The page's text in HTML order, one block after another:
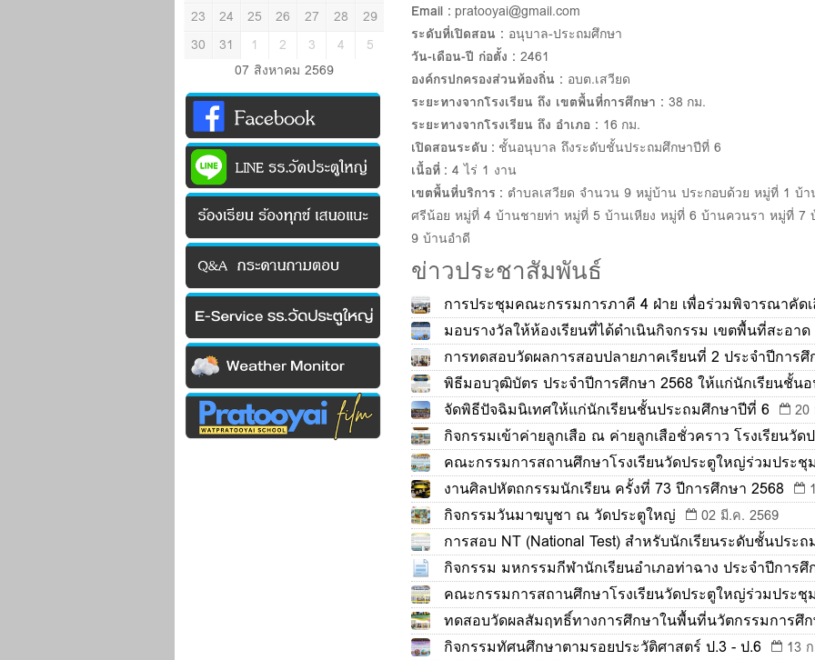
Email : pratooyai@gmail.com
ระดับที่เปิดสอน : อนุบาล-ประถมศึกษา
วัน-เดือน-ปี ก่อตั้ง : 2461
องค์กรปกครองส่วนท้องถิ่น : อบต.เสวียด
ระยะทางจากโรงเรียน ถึง เขตพื้นที่การศึกษา : 38 กม.
ระยะทางจากโรงเรียน ถึง อำเภอ : 16 กม.
เปิดสอนระดับ : ชั้นอนุบาล ถึงระดับชั้นประถมศึกษาปีที่ 6
เนื้อที่ : 4 ไร่ 1 งาน
เขตพื้นที่บริการ : ตำบลเสวียด จำนวน 9 หมู่บ้าน ประกอบด้วย หมู่ที่ 1 บ้
ศรีน้อย หมู่ที่ 4 บ้านชายท่า หมู่ที่ 5 บ้านเหียง หมู่ที่ 6 บ้านควนรา หมู่ที่
9 บ้านอำดี
ข่าวประชาสัมพันธ์
การประชุมคณะกรรมการภาคี 4 ฝ่าย เพื่อร่วมพิจารณาคัด
2569
31 มี.ค. 2569
มอบรางวัลให้ห้องเรียนที่ได้ดำเนินกิจกรรม เขตพื้นที่สะอา
การทดสอบวัดผลการสอบปลายภาคเรียนที่ 2 ประจำปีการศึ
พิธีมอบวุฒิบัตร ประจำปีการศึกษา 2568 ให้แก่นักเรียนชั้
6
23 มี.ค. 2569
จัดพิธีปัจฉิมนิเทศให้แก่นักเรียนชั้นประถมศึกษาปีที่ 6 20
กิจกรรมเข้าค่ายลูกเสือ ณ ค่ายลูกเสือชั่วคราว โรงเรียนวัด
คณะกรรมการสถานศึกษาโรงเรียนวัดประตูใหญ่ร่วมประ
เรียนรู้ของนักเรียน
13 มี.ค. 2569
งานศิลปหัตถกรรมนักเรียน ครั้งที่ 73 ปีการศึกษา 2568
กิจกรรมวันมาฆบูชา ณ วัดประตูใหญ่ 02 มี.ค. 2569
การสอบ NT (National Test) สำหรับนักเรียนระดับชั้นประ
กิจกรรม มหกรรมกีฬานักเรียนอำเภอท่าฉาง ประจำปีการศึ
คณะกรรมการสถานศึกษาโรงเรียนวัดประตูใหญ่ร่วมประ
เรียนรู้ของนักเรียน
17 ก.พ. 2569
ทดสอบวัดผลสัมฤทธิ์ทางการศึกษาในพื้นที่นวัตกรรมการศึ
2569
กิจกรรมทัศนศึกษาตามรอยประวัติศาสตร์ ป.3 - ป.6 13
23
24 25 26 27 28
29
30
31 1 2 3 4
5
07 สิงหาคม 2569